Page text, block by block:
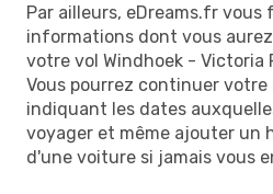
Par ailleurs, eDreams.fr
informations dont vous
votre vol Windhoek - Victoria
Vous pourrez continuer votre
indiquant les dates
voyager et même ajouter un
d'une voiture si jamais vous